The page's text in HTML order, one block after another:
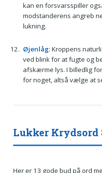
kan en forsvarsspiller
modstanderens angreb
lukning.
Øjenlåg: Kroppens
ved blink for at fugte og
afskærme lys. I billedlig
for noget, altså vælge at
Lukker Krydsord
Her er 13 gode bud på ord